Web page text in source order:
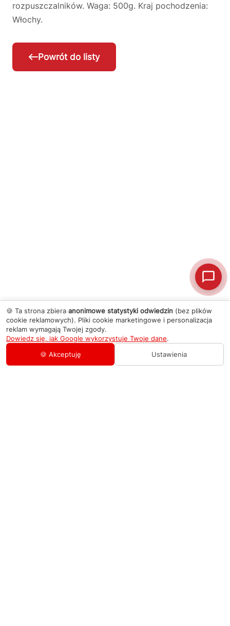
rozpuszczalników. Waga: 500g. Kraj pochodzenia:
Włochy.
Powrót do listy
🍪 Ta strona zbiera anonimowe statystyki odwiedzin (bez plików
cookie reklamowych). Pliki cookie marketingowe i personalizacja
reklam wymagają Twojej zgody.
Dowiedz się, jak Google wykorzystuje Twoje dane.
🍪 Akceptuję
Ustawienia